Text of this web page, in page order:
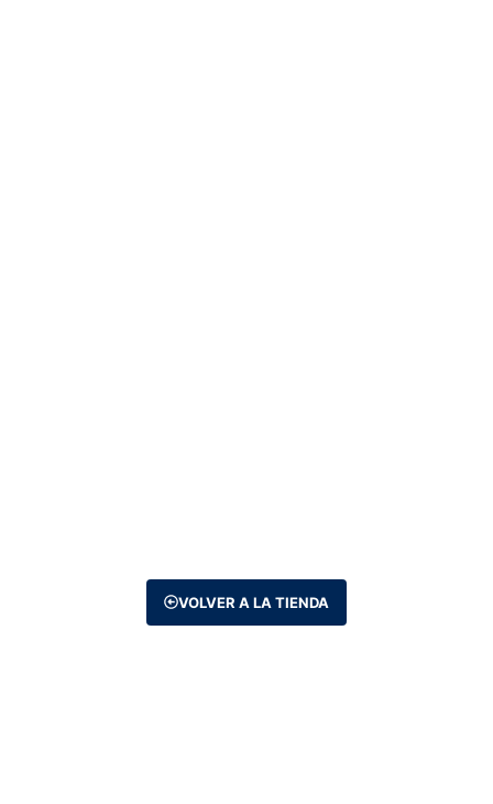
VOLVER A LA TIENDA